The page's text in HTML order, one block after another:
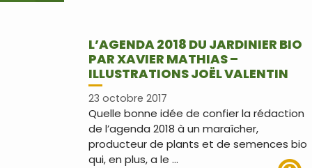
L’AGENDA 2018 DU JARDINIER BIO
PAR XAVIER MATHIAS –
ILLUSTRATIONS JOËL VALENTIN
23 octobre 2017
Quelle bonne idée de confier la rédaction
de l’agenda 2018 à un maraîcher,
producteur de plants et de semences bio
qui, en plus, a le …